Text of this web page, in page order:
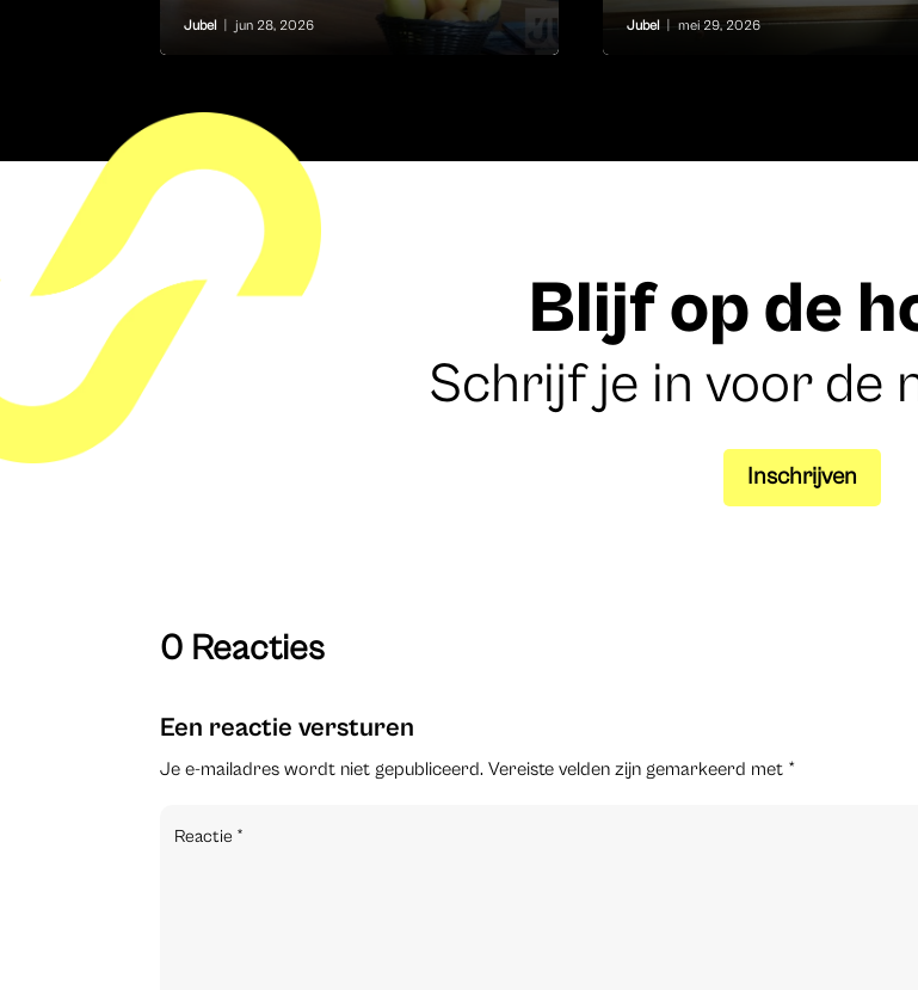
Jubel jun 28, 2026 Jubel mei 29, 2026
Blijf op de
Schrijf je in voor de
Inschrijven
0 Reacties
Een reactie versturen
Je e-mailadres wordt niet gepubliceerd. Vereiste velden zijn gemarkeerd met *